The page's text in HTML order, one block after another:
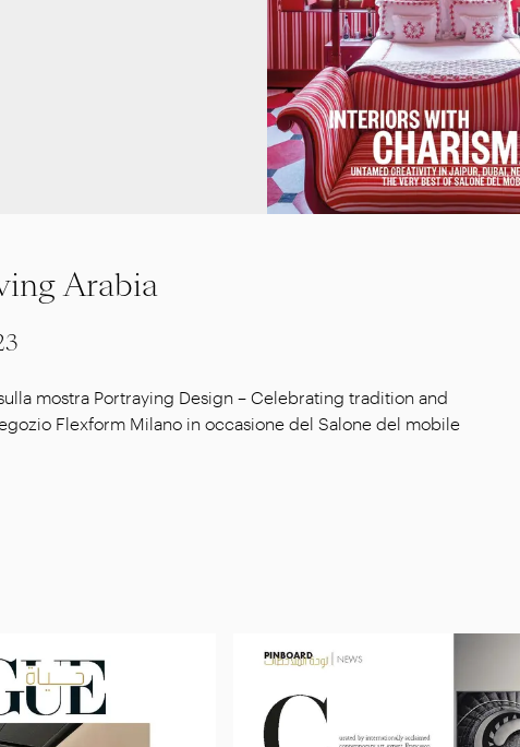
Arabia
mostra Portraying Design – Celebrating tradition and
Flexform Milano in occasione del Salone del mobile